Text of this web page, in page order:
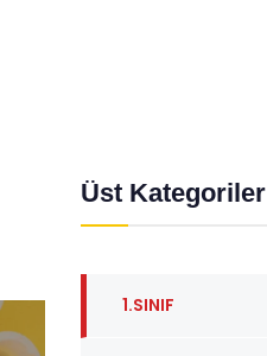
Üst Kategoriler
1.SINIF